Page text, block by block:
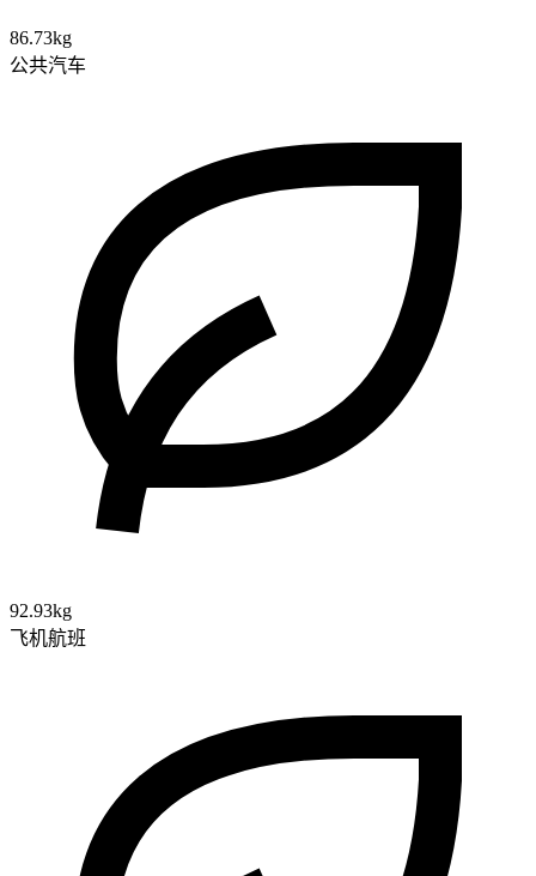
86.73kg
公共汽车
92.93kg
飞机航班